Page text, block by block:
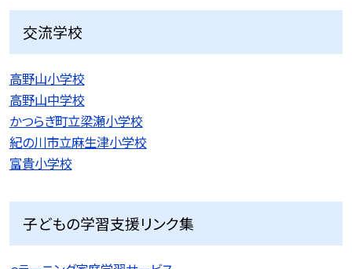
交流学校
高野山小学校
高野山中学校
かつらぎ町立梁瀬小学校
紀の川市立麻生津小学校
富貴小学校
子どもの学習支援リンク集